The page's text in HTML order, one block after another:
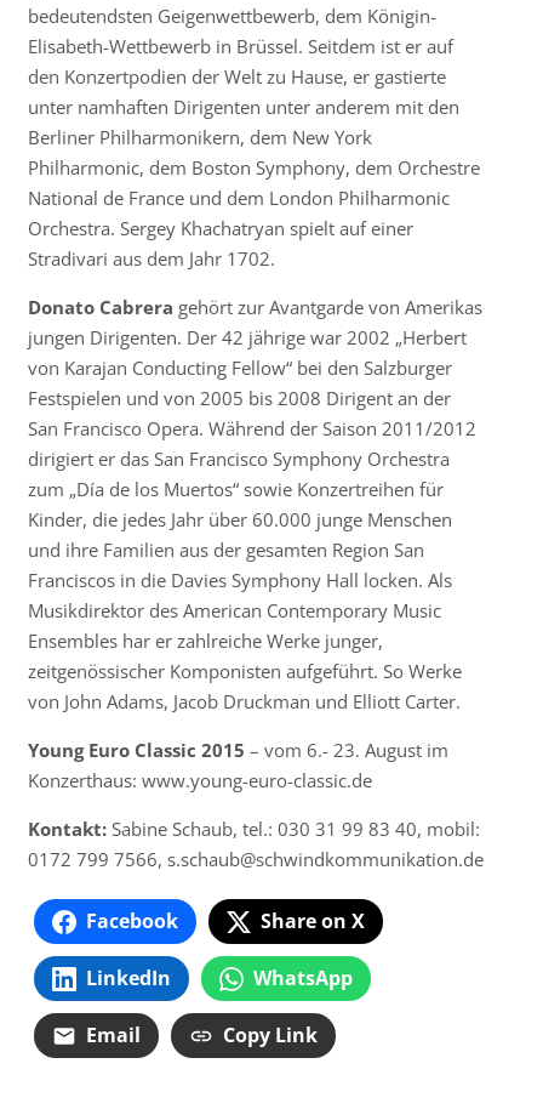
bedeutendsten Geigenwettbewerb, dem Königin-
Elisabeth-Wettbewerb in Brüssel. Seitdem ist er auf
den Konzertpodien der Welt zu Hause, er gastierte
unter namhaften Dirigenten unter anderem mit den
Berliner Philharmonikern, dem New York
Philharmonic, dem Boston Symphony, dem Orchestre
National de France und dem London Philharmonic
Orchestra. Sergey Khachatryan spielt auf einer
Stradivari aus dem Jahr 1702.
Donato Cabrera gehört zur Avantgarde von Amerikas
jungen Dirigenten. Der 42 jährige war 2002 „Herbert
von Karajan Conducting Fellow“ bei den Salzburger
Festspielen und von 2005 bis 2008 Dirigent an der
San Francisco Opera. Während der Saison 2011/2012
dirigiert er das San Francisco Symphony Orchestra
zum „Día de los Muertos“ sowie Konzertreihen für
Kinder, die jedes Jahr über 60.000 junge Menschen
und ihre Familien aus der gesamten Region San
Franciscos in die Davies Symphony Hall locken. Als
Musikdirektor des American Contemporary Music
Ensembles har er zahlreiche Werke junger,
zeitgenössischer Komponisten aufgeführt. So Werke
von John Adams, Jacob Druckman und Elliott Carter.
Young Euro Classic 2015 – vom 6.- 23. August im
Konzerthaus: www.young-euro-classic.de
Kontakt:Sabine Schaub, tel.: 030 31 99 83 40, mobil:
0172 799 7566, s.schaub@schwindkommunikation.de
Facebook Share on X
LinkedIn WhatsApp
Email Copy Link